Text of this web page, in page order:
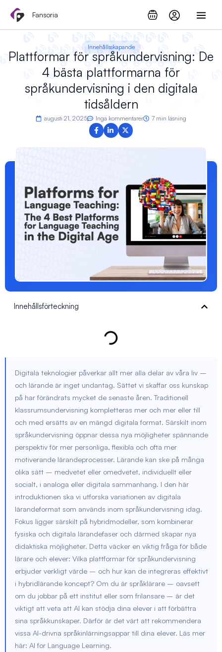
innehåll
Fansoria
Innehållsskapande
Plattformar för språkundervisning: De
4 bästa plattformarna för
språkundervisning i den digitala
tidsåldern
augusti 21, 2025 Inga kommentarer 7 min läsning
Innehållsförteckning
Digitala teknologier påverkar allt mer alla delar av våra liv –
och lärande är inget undantag. Sättet vi skaffar oss kunskap
på har förändrats mycket de senaste åren. Traditionell
klassrumsundervisning kompletteras mer och mer eller till
och med ersätts av en mängd digitala format. Särskilt inom
språkundervisning öppnar dessa nya möjligheter spännande
perspektiv för mer personliga, flexibla och ofta mer
motiverande lärandeprocesser. Lärande kan ske på många
olika sätt – medvetet eller omedvetet, individuellt eller
socialt, i analoga eller digitala sammanhang. I den här
introduktionen ska vi utforska variationen av digitala
lärandeformat som används inom språkundervisning idag.
Fokus ligger särskilt på hybridmodeller, som kombinerar
fysiska och digitala lärandefaser och därmed skapar nya
didaktiska möjligheter. Detta väcker en viktig fråga för både
lärare och elever: Vilka plattformar för språkundervisning
erbjuder verkligt värde – och hur kan de integreras effektivt
i hybridlärande koncept? Om du är språklärare – oavsett
om du jobbar på ett institut eller som frilansare – är det
viktigt att veta att AI kan stödja dina elever i att förbättra
sina språkkunskaper. Därför är det värt att rekommendera
vissa AI-drivna språkinlärningsappar till dina elever. Läs mer
här: AI for Language Learning.